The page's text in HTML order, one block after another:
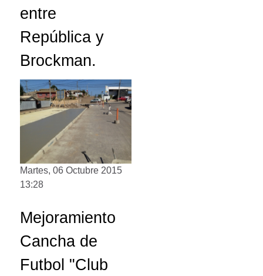
entre
República y
Brockman.
Martes, 06 Octubre 2015
13:28
Mejoramiento
Cancha de
Futbol "Club